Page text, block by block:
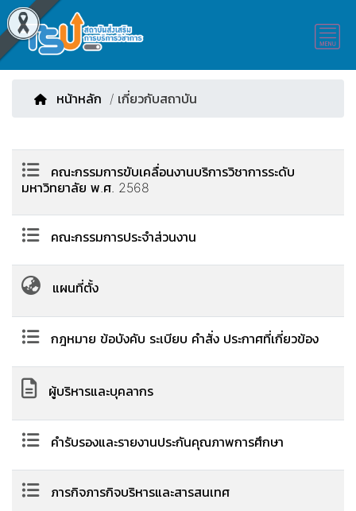
หน้าหลัก / เกี่ยวกับสถาบัน
คณะกรรมการขับเคลื่อนงานบริการวิชาการระดับ
มหาวิทยาลัย พ.ศ. 2568
คณะกรรมการประจำส่วนงาน
แผนที่ตั้ง
กฎหมาย ข้อบังคับ ระเบียบ คำสั่ง ประกาศที่เกี่ยวข้อง
ผู้บริหารและบุคลากร
คำรับรองและรายงานประกันคุณภาพการศึกษา
ภารกิจภารกิจบริหารและสารสนเทศ